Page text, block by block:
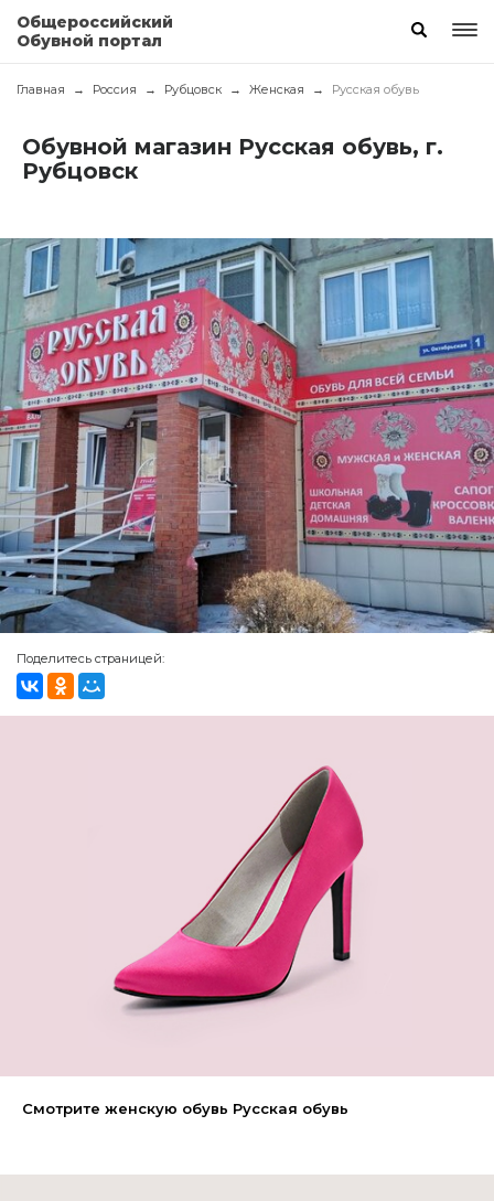
Общероссийский
Обувной портал
Главная Россия Рубцовск Женская Русская обувь
Обувной магазин Русская обувь, г.
Рубцовск
Поделитесь страницей:
Смотрите женскую обувь Русская обувь